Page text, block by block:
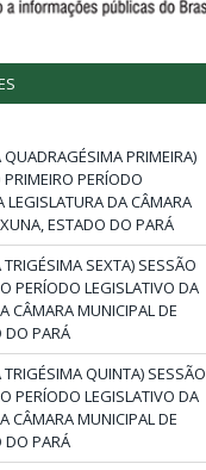
PRIMEIRA)
PERÍODO
LEGISLATURA DA CÂMARA
ESTADO DO PARÁ
SEXTA) SESSÃO
PERÍODO LEGISLATIVO DA
CÂMARA MUNICIPAL DE
DO PARÁ
QUINTA) SESSÃO
PERÍODO LEGISLATIVO DA
CÂMARA MUNICIPAL DE
DO PARÁ